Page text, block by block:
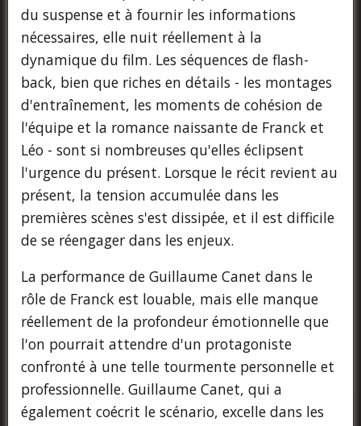
du suspense et à fournir les informations
nécessaires, elle nuit réellement à la
dynamique du film. Les séquences de flash-
back, bien que riches en détails - les montages
d'entraînement, les moments de cohésion de
l'équipe et la romance naissante de Franck et
Léo - sont si nombreuses qu'elles éclipsent
l'urgence du présent. Lorsque le récit revient au
présent, la tension accumulée dans les
premières scènes s'est dissipée, et il est difficile
de se réengager dans les enjeux.
La performance de Guillaume Canet dans le
rôle de Franck est louable, mais elle manque
réellement de la profondeur émotionnelle que
l'on pourrait attendre d'un protagoniste
confronté à une telle tourmente personnelle et
professionnelle. Guillaume Canet, qui a
également coécrit le scénario, excelle dans les